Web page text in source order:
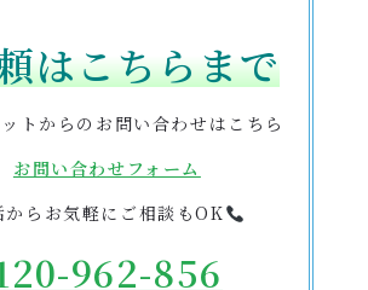
はこちらまで
トからのお問い合わせはこちら
お問い合わせフォーム
からお気軽にご相談もOK
962-856